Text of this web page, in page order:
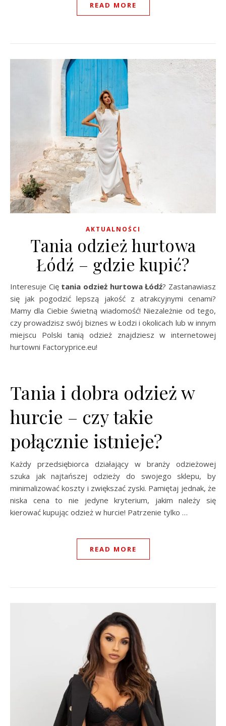
READ MORE
AKTUALNOŚCI
Tania odzież hurtowa
Łódź – gdzie kupić?
Interesuje Cię tania odzież hurtowa Łódź? Zastanawiasz
się jak pogodzić lepszą jakość z atrakcyjnymi cenami?
Mamy dla Ciebie świetną wiadomość! Niezależnie od tego,
czy prowadzisz swój biznes w Łodzi i okolicach lub w innym
miejscu Polski tanią odzież znajdziesz w internetowej
hurtowni Factoryprice.eu!
Tania i dobra odzież w
hurcie – czy takie
połącznie istnieje?
Każdy przedsiębiorca działający w branży odzieżowej
szuka jak najtańszej odzieży do swojego sklepu, by
minimalizować koszty i zwiększać zyski. Pamiętaj jednak, że
niska cena to nie jedyne kryterium, jakim należy się
kierować kupując odzież w hurcie! Patrzenie tylko …
READ MORE